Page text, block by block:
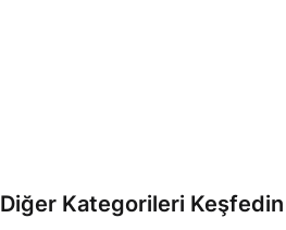
Diğer Kategorileri Keşfedin